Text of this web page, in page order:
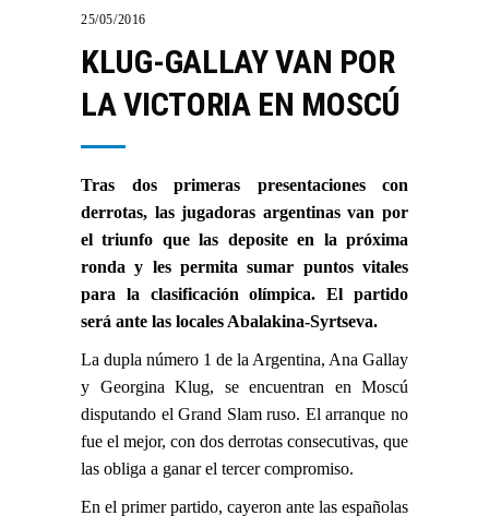
25/05/2016
KLUG-GALLAY VAN POR
LA VICTORIA EN MOSCÚ
Tras dos primeras presentaciones con
derrotas, las jugadoras argentinas van por
el triunfo que las deposite en la próxima
ronda y les permita sumar puntos vitales
para la clasificación olímpica. El partido
será ante las locales Abalakina-Syrtseva.
La dupla número 1 de la Argentina, Ana Gallay
y Georgina Klug, se encuentran en Moscú
disputando el Grand Slam ruso. El arranque no
fue el mejor, con dos derrotas consecutivas, que
las obliga a ganar el tercer compromiso.
En el primer partido, cayeron ante las españolas